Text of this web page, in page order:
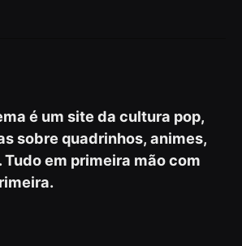
é um site da cultura pop,
sobre quadrinhos, animes,
em primeira mão com